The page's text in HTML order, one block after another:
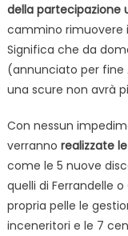
della partecipazione
cammino rimuovere
Significa che da
(annunciato per fine
una scure non avrà
Con nessun
verranno realizzate
come le 5 nuove
quelli di Ferrandelle
propria pelle le
inceneritori e le 7